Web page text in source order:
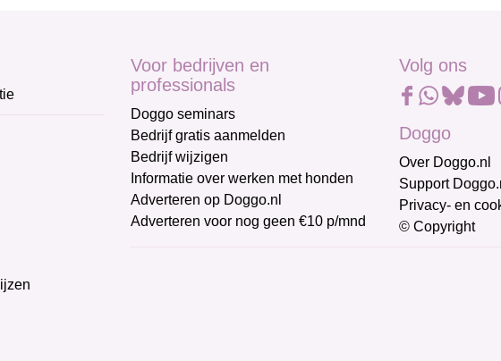
Voor bedrijven en
professionals
Doggo seminars
Bedrijf gratis aanmelden
Bedrijf wijzigen
Informatie over werken met honden
Adverteren op Doggo.nl
Adverteren voor nog geen €10 p/mnd
Volg ons
Doggo
Over Doggo.nl
Support
Privacy- en
© Copyright